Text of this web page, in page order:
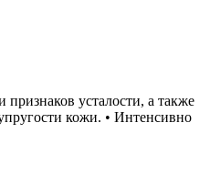
усталости, а также
кожи. • Интенсивно